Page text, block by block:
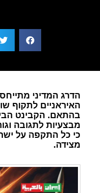
הדרג המדיני
האיראניים לתקוף
בהתאם. הקבינט
מבצעיות לתגובה
כי כל התקפה על
מצידה.